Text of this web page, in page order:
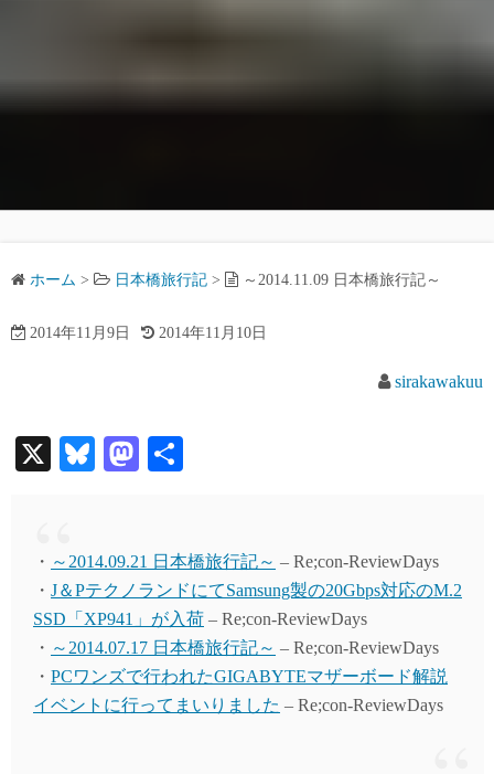
ホーム > 日本橋旅行記 > ～2014.11.09 日本橋旅行記～
2014年11月9日 2014年11月10日
sirakawakuu
X
Bl
y
M
do
n
・ ～2014.09.21 日本橋旅行記～ – Re;con-ReviewDays
・ J＆PテクノランドにてSamsung製の20Gbps対応のM.2
SSD「XP941」が入荷 – Re;con-ReviewDays
・ ～2014.07.17 日本橋旅行記～ – Re;con-ReviewDays
・ PCワンズで行われたGIGABYTEマザーボード解説
イベントに行ってまいりました – Re;con-ReviewDays